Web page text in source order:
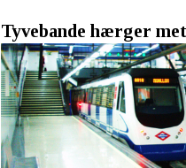
Tyvebande hærger